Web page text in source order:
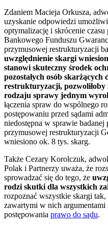
Zdaniem Macieja Orkusza,
uzyskanie odpowiedzi
optymalizację i skrócenie
Bankowego Funduszu
przymusowej restrukturyzacji
uwzględnienie skargi
stanowi skuteczny środek
pozostałych osób
restrukturyzacji, pozwoliłoby
rodzaju sprawy jednym
łączenia spraw do wspólnego
postępowaniu przed sądami
niedostępna w sprawie
przymusowej restrukturyzacji
wniesiono ok. 8 tys. skarg.
Także Cezary Korolczuk,
Polak i Partnerzy uważa, że
sprowadzać się do tego, że
rodzi skutki dla wszystkich
rozpoznać wszystkie skargi
zawartymi w nich
postępowania prawo do sądu.